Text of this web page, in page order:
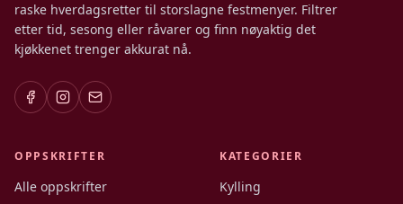
raske hverdagsretter til storslagne festmenyer. Filtrer
etter tid, sesong eller råvarer og finn nøyaktig det
kjøkkenet trenger akkurat nå.
OPPSKRIFTER
Alle oppskrifter
KATEGORIER
Kylling